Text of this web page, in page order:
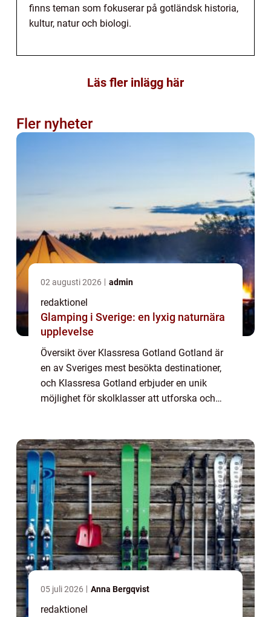
finns teman som fokuserar på gotländsk historia,
kultur, natur och biologi.
Läs fler inlägg här
Fler nyheter
02 augusti 2026 admin
redaktionel
Glamping i Sverige: en lyxig naturnära
upplevelse
Översikt över Klassresa Gotland Gotland är
en av Sveriges mest besökta destinationer,
och Klassresa Gotland erbjuder en unik
möjlighet för skolklasser att utforska och
...
05 juli 2026 Anna Bergqvist
redaktionel